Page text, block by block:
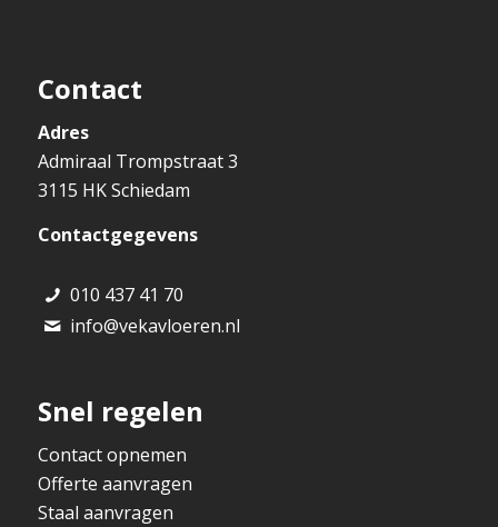
Contact
Adres
Admiraal Trompstraat 3
3115 HK Schiedam
Contactgegevens
010 437 41 70
info@vekavloeren.nl
Snel regelen
Contact opnemen
Offerte aanvragen
Staal aanvragen